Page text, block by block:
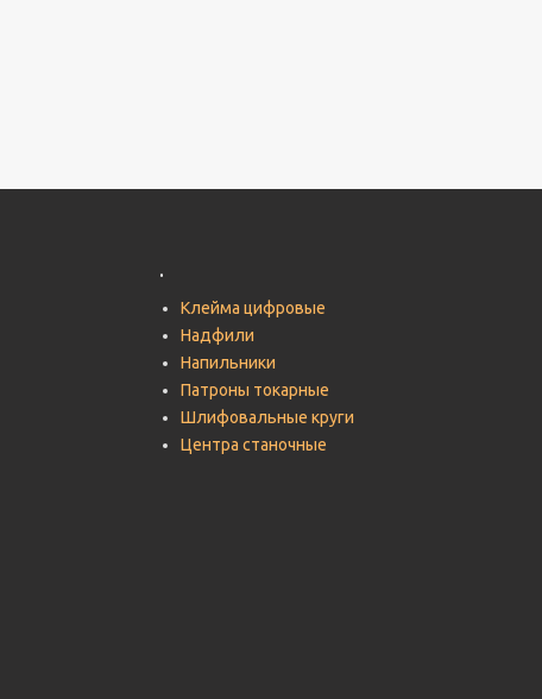
.
Клейма цифровые
Надфили
Напильники
Патроны токарные
Шлифовальные круги
Центра станочные